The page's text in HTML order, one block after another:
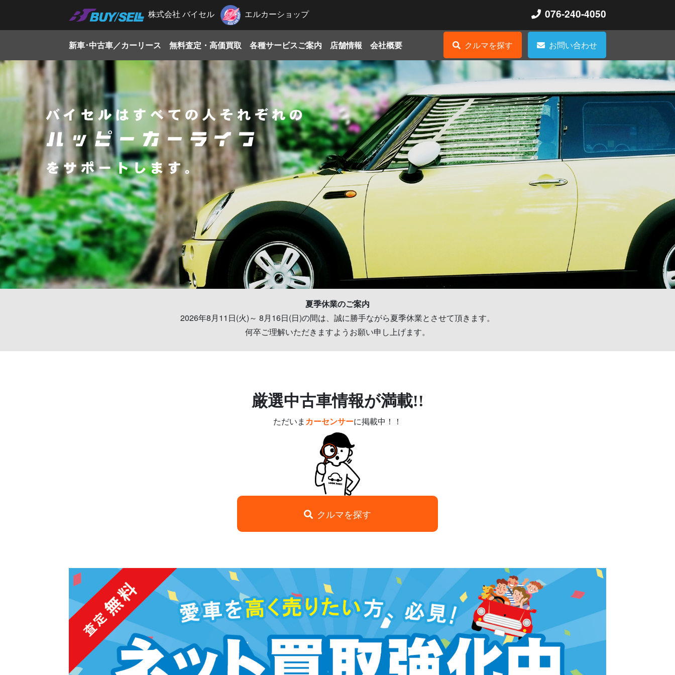
株式会社 バイセル エルカーショップ 076-240-4050
新車･中古車／カーリース (current)
無料査定・高価買取 各種サービスご案内 店舗情報 会社概要 クルマを探す お問い合わせ
夏季休業のご案内
2026年8月11日(火)～ 8月16日(日)の間は、誠に勝手ながら夏季休業とさせて頂きます。
何卒ご理解いただきますようお願い申し上げます。
厳選中古車情報が満載!!
ただいま カーセンサーに掲載中！！
クルマを探す